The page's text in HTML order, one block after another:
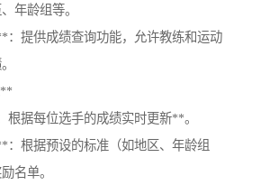
年龄组等。
提供成绩查询功能，允许教练和运动
据每位选手的成绩实时更新**。
根据预设的标准（如地区、年龄组
名单。